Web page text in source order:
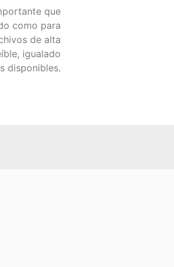
que
como para
de alta
igualado
disponibles.